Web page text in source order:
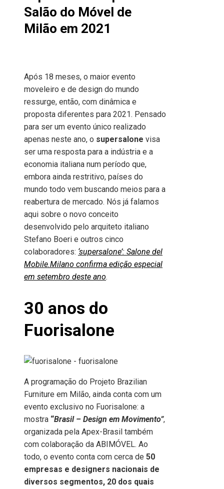
Salão do Móvel de
Milão em 2021
Após 18 meses, o maior evento
moveleiro e de design do mundo
ressurge, então, com dinâmica e
proposta diferentes para 2021. Pensado
para ser um evento único realizado
apenas neste ano, o supersalone visa
ser uma resposta para a indústria e a
economia italiana num período que,
embora ainda restritivo, países do
mundo todo vem buscando meios para a
reabertura de mercado. Nós já falamos
aqui sobre o novo conceito
desenvolvido pelo arquiteto italiano
Stefano Boeri e outros cinco
colaboradores: ‘supersalone’: Salone del
Mobile.Milano confirma edição especial
em setembro deste ano.
30 anos do
Fuorisalone
A programação do Projeto Brazilian
Furniture em Milão, ainda conta com um
evento exclusivo no Fuorisalone: a
mostra “Brasil – Design em Movimento”,
organizada pela Apex-Brasil também
com colaboração da ABIMÓVEL. Ao
todo, o evento conta com cerca de 50
empresas e designers nacionais de
diversos segmentos, 20 dos quais